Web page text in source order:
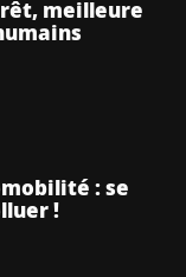
meilleure
: se
!